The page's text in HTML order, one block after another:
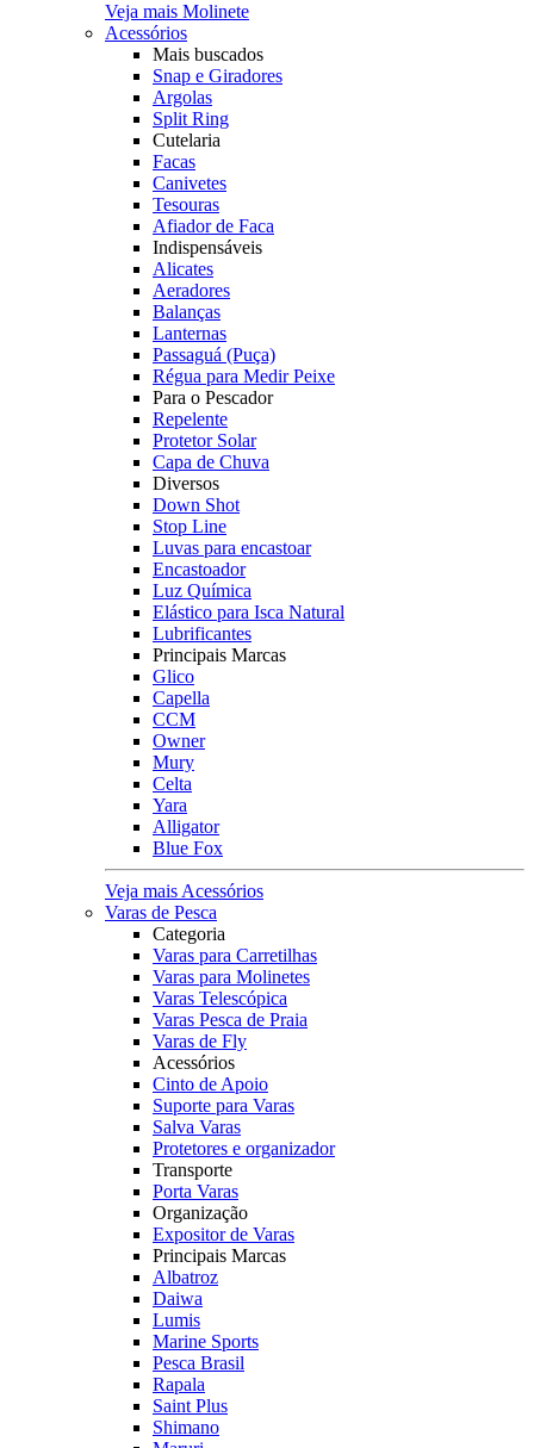
Veja mais Molinete
Acessórios
Mais buscados
Snap e Giradores
Argolas
Split Ring
Cutelaria
Facas
Canivetes
Tesouras
Afiador de Faca
Indispensáveis
Alicates
Aeradores
Balanças
Lanternas
Passaguá (Puça)
Régua para Medir Peixe
Para o Pescador
Repelente
Protetor Solar
Capa de Chuva
Diversos
Down Shot
Stop Line
Luvas para encastoar
Encastoador
Luz Química
Elástico para Isca Natural
Lubrificantes
Principais Marcas
Glico
Capella
CCM
Owner
Mury
Celta
Yara
Alligator
Blue Fox
Veja mais Acessórios
Varas de Pesca
Categoria
Varas para Carretilhas
Varas para Molinetes
Varas Telescópica
Varas Pesca de Praia
Varas de Fly
Acessórios
Cinto de Apoio
Suporte para Varas
Salva Varas
Protetores e organizador
Transporte
Porta Varas
Organização
Expositor de Varas
Principais Marcas
Albatroz
Daiwa
Lumis
Marine Sports
Pesca Brasil
Rapala
Saint Plus
Shimano